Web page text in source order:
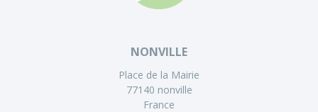
NONVILLE
Place de la Mairie
77140 nonville
France